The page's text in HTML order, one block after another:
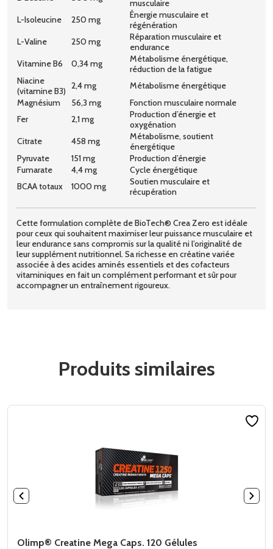
musculaire
L-Isoleucine
250 mg
Énergie musculaire et
régénération
L-Valine
250 mg
Réparation musculaire et
endurance
Vitamine B6
0,34 mg
Métabolisme énergétique,
réduction de la fatigue
Niacine
(vitamine B3) 2,4 mg
Métabolisme énergétique
Magnésium
56,3 mg
Fonction musculaire normale
Fer
2,1 mg
Production d’énergie et
oxygénation
Citrate
458 mg
Métabolisme, soutient
énergétique
Pyruvate
151 mg
Production d’énergie
Fumarate
4,4 mg
Cycle énergétique
BCAA totaux
1000 mg
Soutien musculaire et
récupération
Cette formulation complète de BioTech® Crea Zero est idéale
pour ceux qui souhaitent maximiser leur puissance musculaire et
leur endurance sans compromis sur la qualité ni l’originalité de
leur supplément nutritionnel. Sa richesse en créatine variée
associée à des acides aminés essentiels et des cofacteurs
vitaminiques en fait un complément performant et sûr pour
accompagner un entraînement rigoureux.
Produits similaires
Olimp® Creatine Mega Caps. 120 Gélules